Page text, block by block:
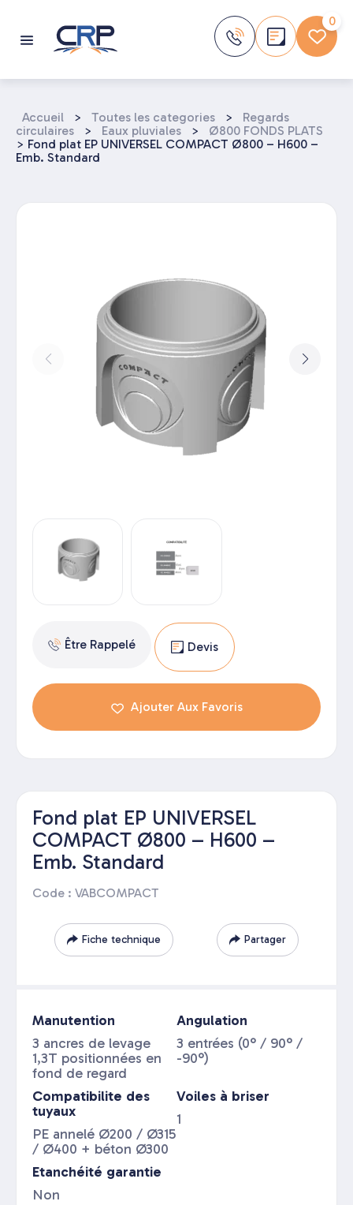
contenu
0
Accueil > Toutes les categories >
Regards
circulaires
> Eaux pluviales >
Ø800 FONDS PLATS
> Fond plat EP UNIVERSEL COMPACT Ø800 – H600 –
Emb. Standard
Être Rappelé Devis
Ajouter Aux Favoris
Fond plat EP UNIVERSEL
COMPACT Ø800 – H600 –
Emb. Standard
Code : VABCOMPACT
Fiche technique Partager
Manutention
3 ancres de levage
1,3T positionnées en
fond de regard
Angulation
3 entrées (0° / 90° /
-90°)
Compatibilite des
tuyaux
PE annelé Ø200 / Ø315
/ Ø400 + béton Ø300
Voiles à briser
1
Etanchéité garantie
Non